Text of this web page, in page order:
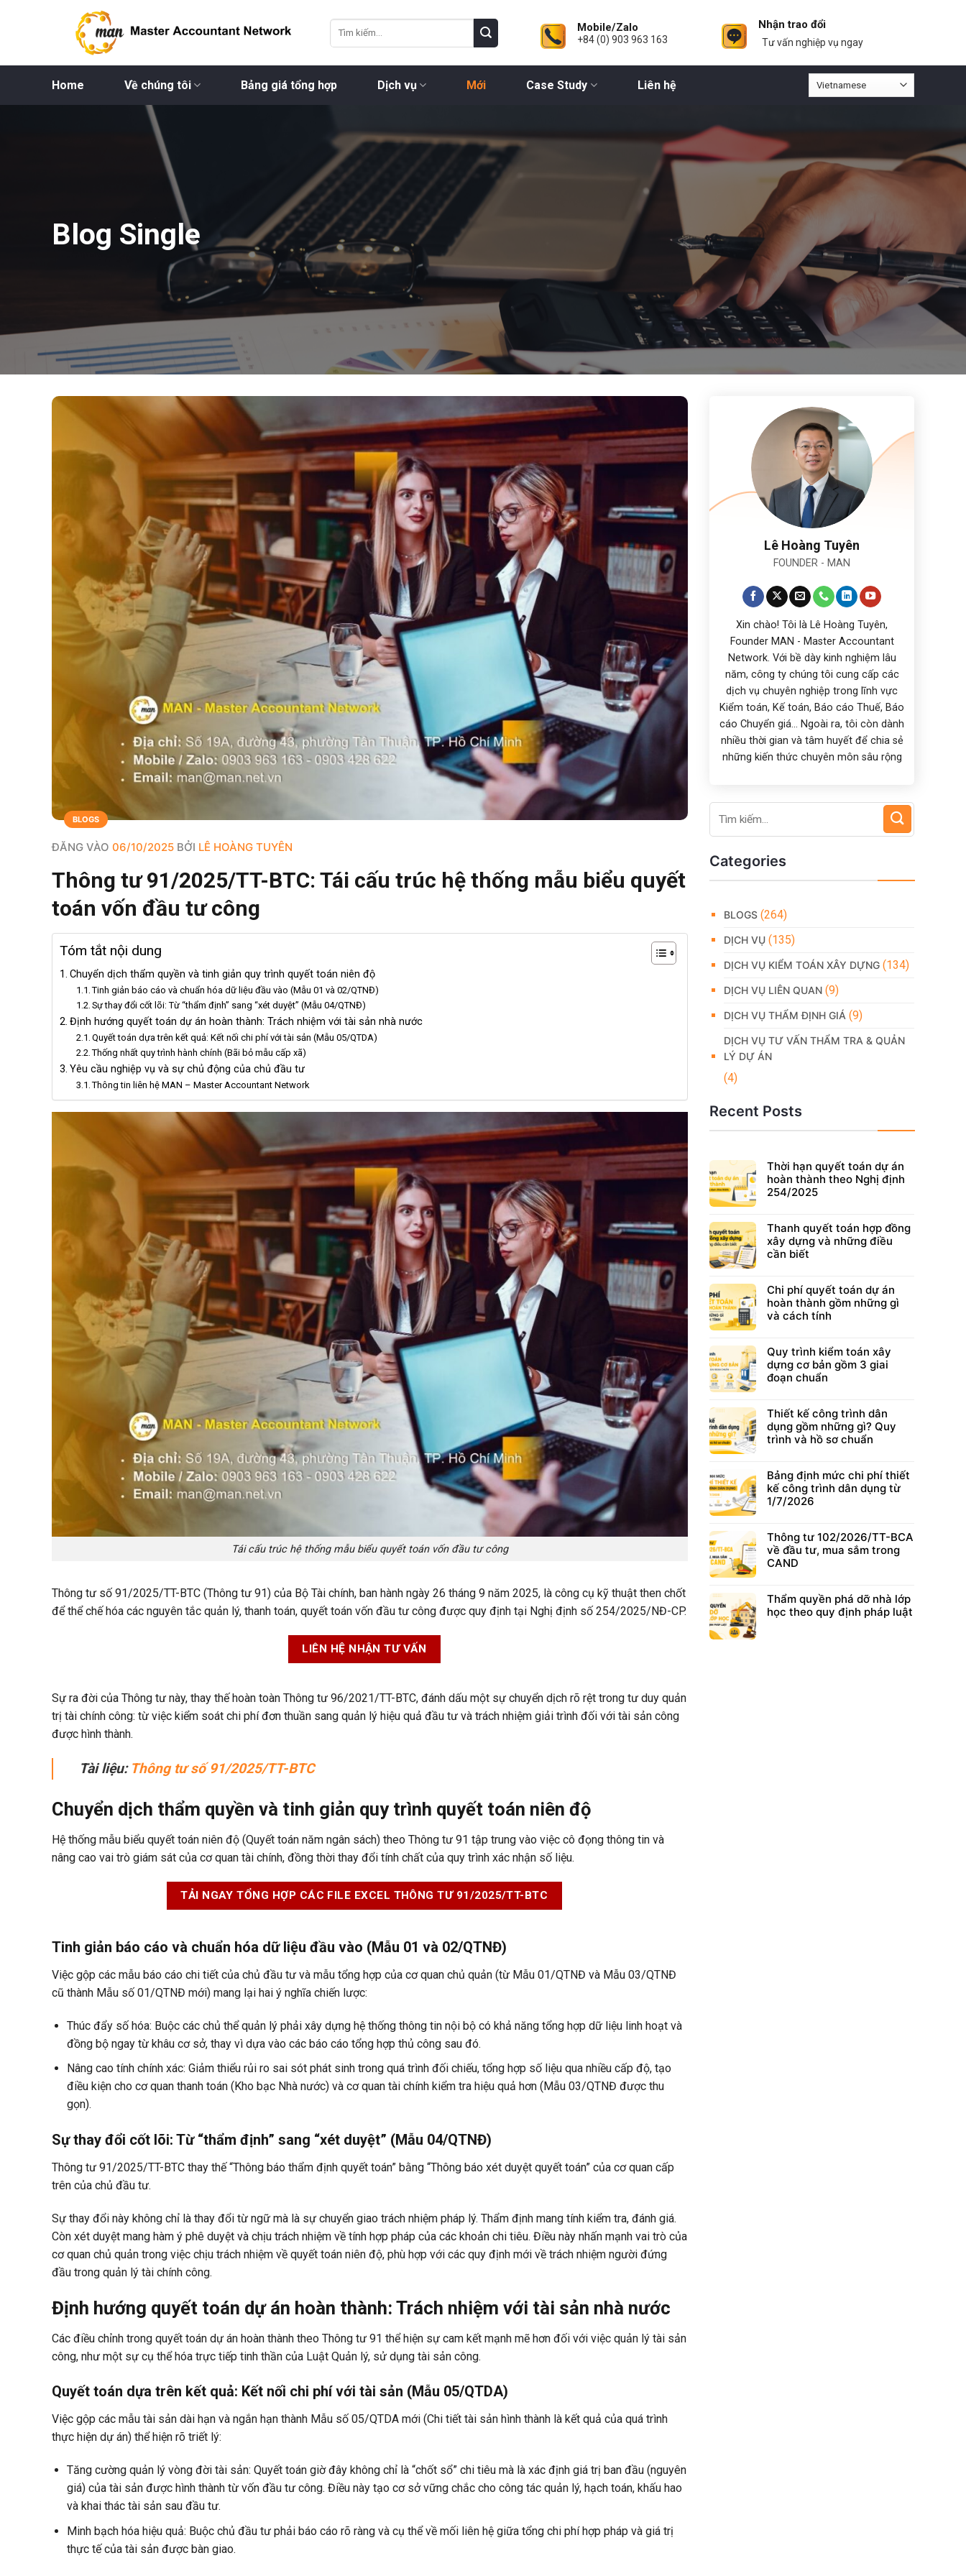
dung
Mobile/Zalo
+84 (0) 903 963 163
Nhận trao đổi
Tư vấn nghiệp vụ ngay
Home Về chúng tôi Bảng giá tổng hợp Dịch vụ Mới Case Study Liên hệ
Blog Single
BLOGS
ĐĂNG VÀO 06/10/2025 BỞI LÊ HOÀNG TUYÊN
Thông tư 91/2025/TT-BTC: Tái cấu trúc hệ thống mẫu biểu quyết
toán vốn đầu tư công
Tóm tắt nội dung
Chuyển dịch thẩm quyền và tinh giản quy trình quyết toán niên độ
Tinh giản báo cáo và chuẩn hóa dữ liệu đầu vào (Mẫu 01 và 02/QTNĐ)
Sự thay đổi cốt lõi: Từ “thẩm định” sang “xét duyệt” (Mẫu 04/QTNĐ)
Định hướng quyết toán dự án hoàn thành: Trách nhiệm với tài sản nhà nước
Quyết toán dựa trên kết quả: Kết nối chi phí với tài sản (Mẫu 05/QTDA)
Thống nhất quy trình hành chính (Bãi bỏ mẫu cấp xã)
Yêu cầu nghiệp vụ và sự chủ động của chủ đầu tư
Thông tin liên hệ MAN – Master Accountant Network
Tái cấu trúc hệ thống mẫu biểu quyết toán vốn đầu tư công
Thông tư số 91/2025/TT-BTC (Thông tư 91) của Bộ Tài chính, ban hành ngày 26 tháng 9 năm 2025, là công cụ kỹ thuật then chốt
để thể chế hóa các nguyên tắc quản lý, thanh toán, quyết toán vốn đầu tư công được quy định tại Nghị định số 254/2025/NĐ-CP.
LIÊN HỆ NHẬN TƯ VẤN
Sự ra đời của Thông tư này, thay thế hoàn toàn Thông tư 96/2021/TT-BTC, đánh dấu một sự chuyển dịch rõ rệt trong tư duy quản
trị tài chính công: từ việc kiểm soát chi phí đơn thuần sang quản lý hiệu quả đầu tư và trách nhiệm giải trình đối với tài sản công
được hình thành.
Tài liệu: Thông tư số91/2025/TT-BTC
Chuyển dịch thẩm quyền và tinh giản quy trình quyết toán niên độ
Hệ thống mẫu biểu quyết toán niên độ (Quyết toán năm ngân sách) theo Thông tư 91 tập trung vào việc cô đọng thông tin và
nâng cao vai trò giám sát của cơ quan tài chính, đồng thời thay đổi tính chất của quy trình xác nhận số liệu.
TẢI NGAY TỔNG HỢP CÁC FILE EXCEL THÔNG TƯ 91/2025/TT-BTC
Tinh giản báo cáo và chuẩn hóa dữ liệu đầu vào (Mẫu 01 và 02/QTNĐ)
Việc gộp các mẫu báo cáo chi tiết của chủ đầu tư và mẫu tổng hợp của cơ quan chủ quản (từ Mẫu 01/QTNĐ và Mẫu 03/QTNĐ
cũ thành Mẫu số 01/QTNĐ mới) mang lại hai ý nghĩa chiến lược:
Thúc đẩy số hóa: Buộc các chủ thể quản lý phải xây dựng hệ thống thông tin nội bộ có khả năng tổng hợp dữ liệu linh hoạtvà
đồng bộ ngay từ khâu cơ sở, thay vì dựa vào các báo cáo tổng hợp thủ công sau đó.
Nâng cao tính chính xác: Giảm thiểu rủi ro sai sót phát sinh trong quá trình đối chiếu, tổng hợp số liệu qua nhiều cấp độ, tạo
điều kiện cho cơ quan thanh toán (Kho bạc Nhà nước) và cơ quan tài chính kiểm tra hiệu quả hơn (Mẫu 03/QTNĐ được thu
gọn).
Sự thay đổi cốt lõi: Từ “thẩm định” sang “xét duyệt” (Mẫu 04/QTNĐ)
Thông tư 91/2025/TT-BTC thay thế“Thông báo thẩm định quyết toán” bằng “Thông báo xét duyệt quyết toán” của cơ quan cấp
trên của chủ đầu tư.
Sự thay đổi này không chỉ là thay đổi từ ngữ mà là sự chuyển giao trách nhiệm pháp lý. Thẩm định mang tính kiểm tra, đánh giá.
Còn xét duyệt mang hàm ý phê duyệt và chịu trách nhiệm về tính hợp pháp của các khoản chi tiêu. Điều này nhấn mạnh vai trò của
cơ quan chủ quản trong việc chịu trách nhiệm về quyết toán niên độ, phù hợp với các quy định mới về trách nhiệm người đứng
đầu trong quản lý tài chính công.
Định hướng quyết toán dự án hoàn thành: Trách nhiệm với tài sản nhà nước
Các điều chỉnh trong quyết toán dự án hoàn thành theo Thông tư 91 thể hiện sự cam kết mạnh mẽ hơn đối với việc quản lý tài sản
công, như một sự cụ thể hóa trực tiếp tinh thần của Luật Quản lý, sử dụng tài sản công.
Quyết toán dựa trên kết quả: Kết nối chi phí với tài sản (Mẫu 05/QTDA)
Việc gộp các mẫu tài sản dài hạn và ngắn hạn thành Mẫu số 05/QTDA mới (Chi tiết tài sản hình thành là kết quả của quá trình
thực hiện dự án) thể hiện rõ triết lý:
Tăng cường quản lý vòng đời tài sản: Quyết toán giờ đây không chỉ là “chốt sổ” chi tiêu mà là xác định giá trị ban đầu(nguyên
giá) của tài sản được hình thành từ vốn đầu tư công. Điều này tạo cơ sở vững chắc cho công tác quản lý, hạch toán, khấu hao
và khai thác tài sản sau đầu tư.
Minh bạch hóa hiệu quả: Buộc chủ đầu tư phải báo cáo rõ ràng và cụ thể về mối liên hệ giữa tổng chi phí hợp pháp và giá trị
thực tế của tài sản được bàn giao.
Lê Hoàng Tuyên
FOUNDER - MAN
Xin chào! Tôi là Lê Hoàng Tuyên,
Founder MAN - Master Accountant
Network. Với bề dày kinh nghiệm lâu
năm, công ty chúng tôi cung cấp các
dịch vụ chuyên nghiệp trong lĩnh vực
Kiểm toán, Kế toán, Báo cáo Thuế, Báo
cáo Chuyển giá... Ngoài ra, tôi còn dành
nhiều thời gian và tâm huyết để chia sẻ
những kiến thức chuyên môn sâu rộng
Categories
BLOGS (264)
DỊCH VỤ (135)
DỊCH VỤ KIỂM TOÁN XÂY DỰNG (134)
DỊCH VỤ LIÊN QUAN (9)
DỊCH VỤ THẨM ĐỊNH GIÁ (9)
DỊCH VỤ TƯ VẤN THẨM TRA & QUẢN
LÝ DỰ ÁN
(4)
Recent Posts
Thời hạn quyết toán dự án
hoàn thành theo Nghị định
254/2025
Thanh quyết toán hợp đồng
xây dựng và những điều
cần biết
Chi phí quyết toán dự án
hoàn thành gồm những gì
và cách tính
Quy trình kiểm toán xây
dựng cơ bản gồm 3 giai
đoạn chuẩn
Thiết kế công trình dân
dụng gồm những gì? Quy
trình và hồ sơ chuẩn
Bảng định mức chi phí thiết
kế công trình dân dụng từ
1/7/2026
Thông tư 102/2026/TT-BCA
về đầu tư, mua sắm trong
CAND
Thẩm quyền phá dỡ nhà lớp
học theo quy định pháp luật